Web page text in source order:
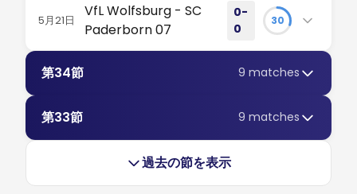
本シュート！第1戦0-0の重圧を跳ね返し、延長戦の
末に2-1で勝利。格上を沈める歴史的な番狂わせを演
じた。#パーダーボルン
ホーム・デラックス・アレーナでパーダーボルンが究極の番
狂わせを達成 驚異的な攻撃の猛攻。格下と見られたチームが
下馬評を覆し、延長戦までもつれ込む激闘の末に栄光を掴み
取った。 前半の猛攻 第1戦の緊張感漂う0-0のドローを経
て、ホーム・デラックス・アレーナの 重要度 は最高潮に達
していた。SCパーダーボルン07は、 VfLヴォルフスブルク
5月21日
VfL Wolfsburg - SC
Paderborn 07
0-
0
30
17本のシュート、0得点。VfLヴォルフスブルクは10人
のパーダーボルンを圧倒するも攻略ならず。すべては
運命の第2戦へ！ #VfLヴォルフスブルク #ブンデス
リーガ #プレーオフ
スコアレスドロー、残留への道は五分へ フォルクスワーゲ
ン・アレーナでの執拗な攻勢もゴールには至らず。ハイステ
ークスなプレーオフは、運命の第2戦へ持ち越された。 緊迫
第34節 9 matches
第33節 9 matches
過去の節を表示